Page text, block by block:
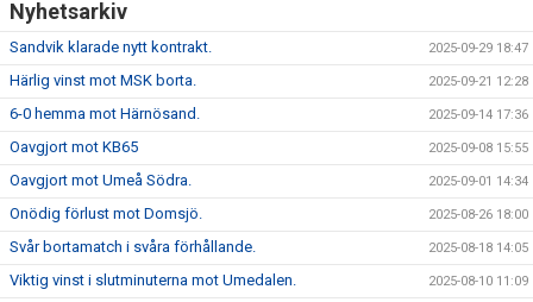
Nyhetsarkiv
Sandvik klarade nytt kontrakt. 2025-09-29 18:47
Härlig vinst mot MSK borta. 2025-09-21 12:28
6-0 hemma mot Härnösand. 2025-09-14 17:36
Oavgjort mot KB65 2025-09-08 15:55
Oavgjort mot Umeå Södra. 2025-09-01 14:34
Onödig förlust mot Domsjö. 2025-08-26 18:00
Svår bortamatch i svåra förhållande. 2025-08-18 14:05
Viktig vinst i slutminuterna mot Umedalen. 2025-08-10 11:09